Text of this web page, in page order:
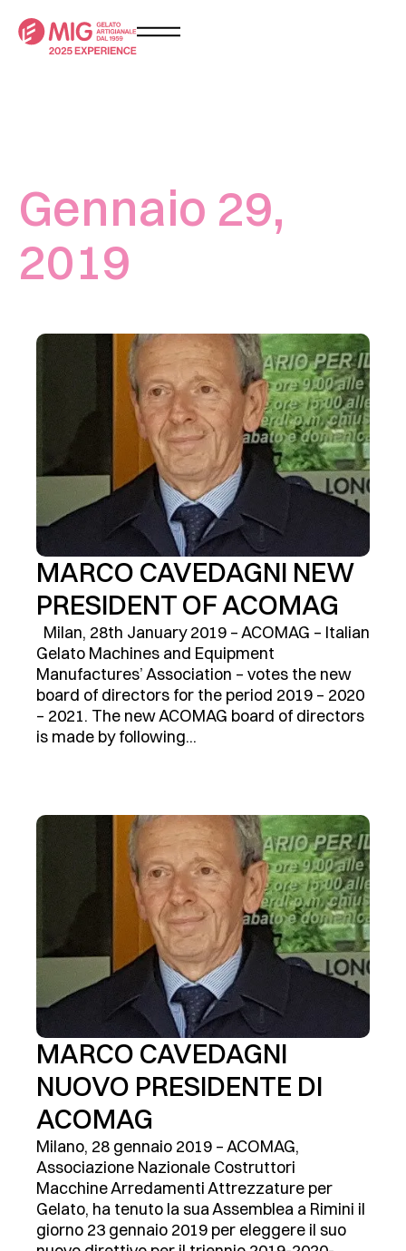
Gennaio 29,
2019
MARCO CAVEDAGNI NEW
PRESIDENT OF ACOMAG
Milan, 28th January 2019 – ACOMAG – Italian
Gelato Machines and Equipment
Manufactures’ Association – votes the new
board of directors for the period 2019 – 2020
– 2021. The new ACOMAG board of directors
is made by following...
MARCO CAVEDAGNI
NUOVO PRESIDENTE DI
ACOMAG
Milano, 28 gennaio 2019 – ACOMAG,
Associazione Nazionale Costruttori
Macchine Arredamenti Attrezzature per
Gelato, ha tenuto la sua Assemblea a Rimini il
giorno 23 gennaio 2019 per eleggere il suo